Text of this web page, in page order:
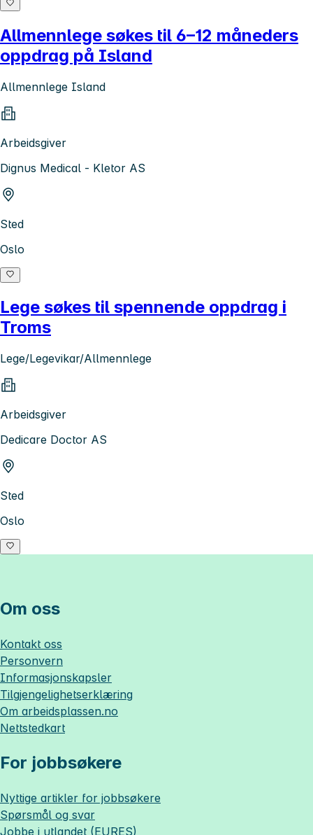
Allmennlege søkes til 6–12 måneders
oppdrag på Island
Allmennlege Island
Arbeidsgiver
Dignus Medical - Kletor AS
Sted
Oslo
Lege søkes til spennende oppdrag i
Troms
Lege/Legevikar/Allmennlege
Arbeidsgiver
Dedicare Doctor AS
Sted
Oslo
Om oss
Kontakt oss
Personvern
Informasjonskapsler
Tilgjengelighetserklæring
Om arbeidsplassen.no
Nettstedkart
For jobbsøkere
Nyttige artikler for jobbsøkere
Spørsmål og svar
Jobbe i utlandet (EURES)